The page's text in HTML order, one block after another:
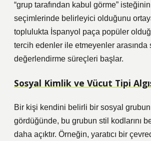
“grup tarafından kabul görme”
seçimlerinde belirleyici olduğunu
toplulukta İspanyol paça popüler
tercih edenler ile etmeyenler arasında
değerlendirme süreçleri başlar.
Sosyal Kimlik ve Vücut Tipi
Bir kişi kendini belirli bir sosyal
gördüğünde, bu grubun stil kodlarını
daha açıktır. Örneğin, yaratıcı bir